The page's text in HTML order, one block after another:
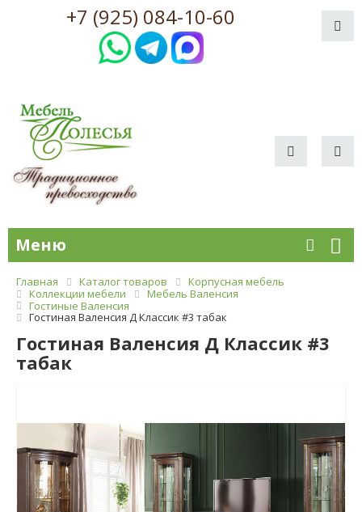
+7 (925) 084-10-60
Меню
Главная Каталог товаров
Корпусная мебель
Коллекции мебели
Мебель Валенсия
Гостиные Валенсия
Гостиная Валенсия Д Классик #3 табак
Гостиная Валенсия Д Классик #3
табак